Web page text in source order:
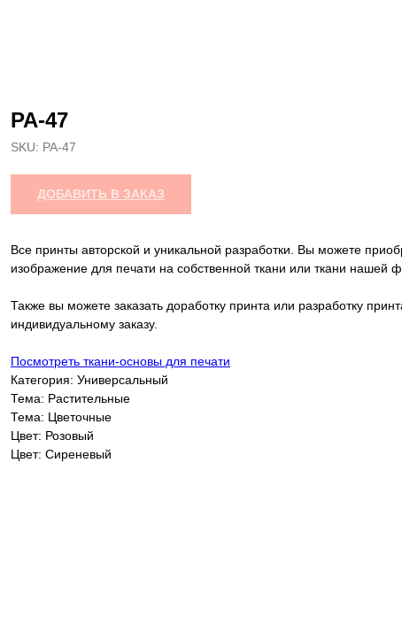
PA-47
SKU: РА-47
ДОБАВИТЬ В ЗАКАЗ
Все принты авторской и уникальной разработки. Вы можете
изображение для печати на собственной ткани или ткани нашей
Также вы можете заказать доработку принта или разработку
индивидуальному заказу.
Посмотреть ткани-основы для печати
Категория: Универсальный
Тема: Растительные
Тема: Цветочные
Цвет: Розовый
Цвет: Сиреневый